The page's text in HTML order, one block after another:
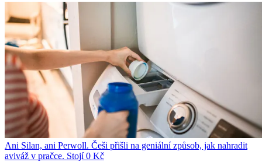
Ani Silan, ani Perwoll. Češi přišli na geniální způsob, jak nahradit
aviváž v pračce. Stojí 0 Kč